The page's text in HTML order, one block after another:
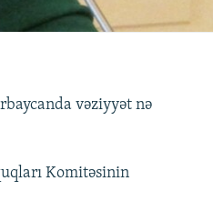
vəziyyət nə
Komitəsinin